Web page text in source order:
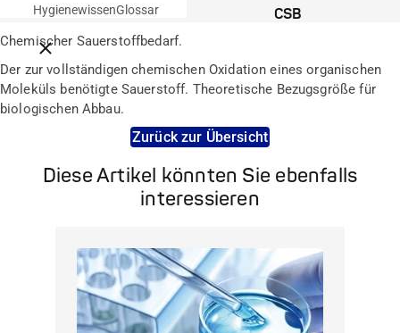
Breadcrumbs schließen
HygienewissenGlossar
CSB
Chemischer Sauerstoffbedarf.
Der zur vollständigen chemischen Oxidation eines organischen
Moleküls benötigte Sauerstoff. Theoretische Bezugsgröße für
biologischen Abbau.
Zurück zur Übersicht
Diese Artikel könnten Sie ebenfalls
interessieren